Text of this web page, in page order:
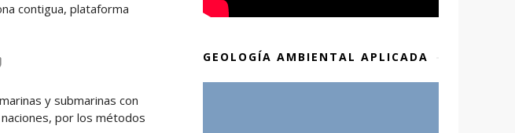
contigua, plataforma
y submarinas con
por los métodos
GEOLOGÍA AMBIENTAL APLICADA